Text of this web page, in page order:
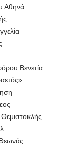
Αθηνά
Βενετία